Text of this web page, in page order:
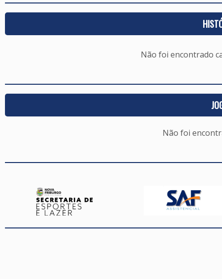
Não foi encontrado
Não foi